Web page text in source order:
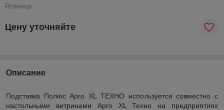
Розница
Цену уточняйте
Описание
Подставка Полюс Арго XL ТЕХНО используется совместно с
настольными витринами Арго XL Техно на предприятиях